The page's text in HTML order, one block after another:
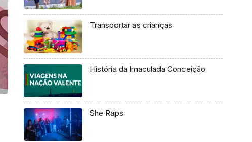
Transportar as crianças
História da Imaculada Conceição
She Raps